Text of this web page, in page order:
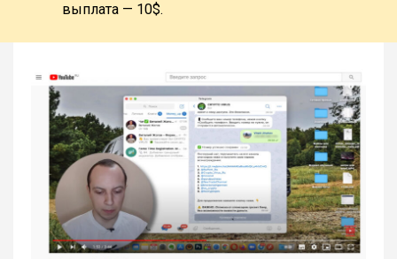
выплата — 10$.